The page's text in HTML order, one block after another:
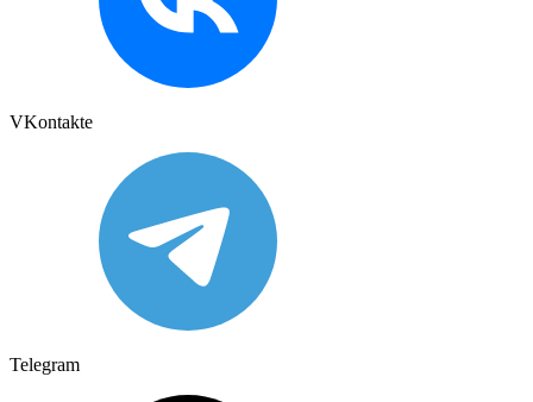
VKontakte
Telegram